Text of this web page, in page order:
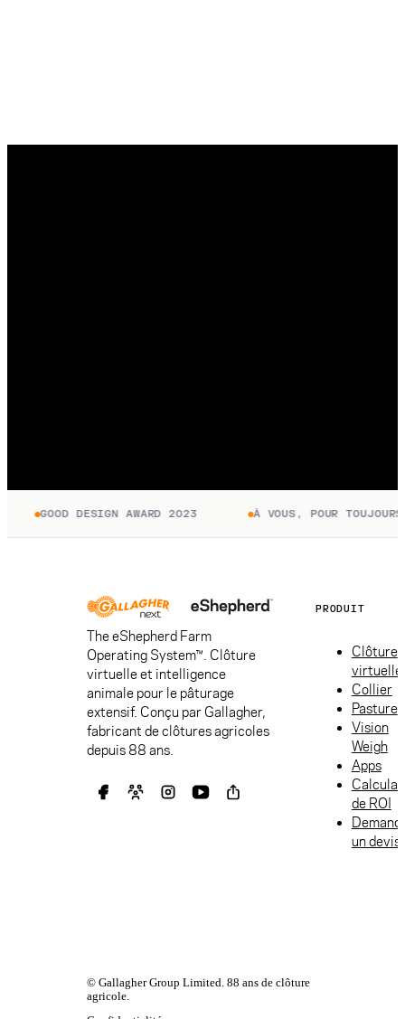
GOOD DESIGN AWARD 2023 À VOUS, POUR TOUJOURS.
The eShepherd Farm
Operating System™. Clôture
virtuelle et intelligence
animale pour le pâturage
extensif. Conçu par Gallagher,
fabricant de clôtures agricoles
depuis 88 ans.
PRODUIT
Clôture
virtuelle
Collier
Pasture
Vision
Weigh
Apps
de ROI
un devis
© Gallagher Group Limited. 88 ans de clôture
agricole.